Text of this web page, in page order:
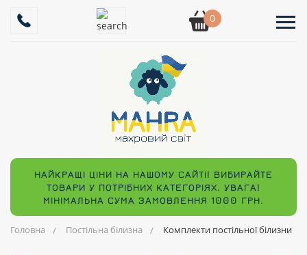
0
НАЙКРАЩІ ЦІНИ НА НАШОМУ САЙТІ! ВИБИРАЙТЕ
ТОВАРИ У ПОТРІБНИХ КАТЕГОРІЯХ. УВАГА!
МІНІМАЛЬНА СУМА ЗАМОВЛЕННЯ 1000 ГРН.
Головна Постільна білизна Комплекти постільної білизни